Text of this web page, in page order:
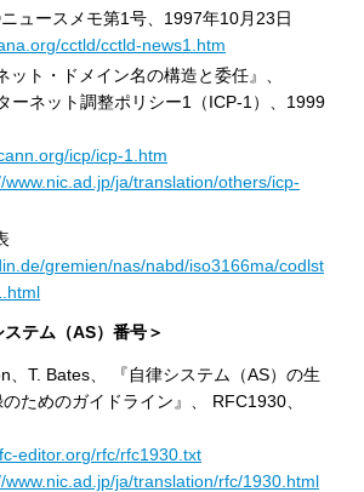
ュースメモ第1号、1997年10月23日
cctld/cctld-news1.htm
ット・ドメイン名の構造と委任』、
ーネット調整ポリシー1（ICP-1）、1999
icp/icp-1.htm
www.nic.ad.jp/ja/translation/others/icp-
gremien/nas/nabd/iso3166ma/codlst
テム（AS）番号＞
、T. Bates、 『自律システム（AS）の生
ためのガイドライン』、 RFC1930、
editor.org/rfc/rfc1930.txt
www.nic.ad.jp/ja/translation/rfc/1930.html